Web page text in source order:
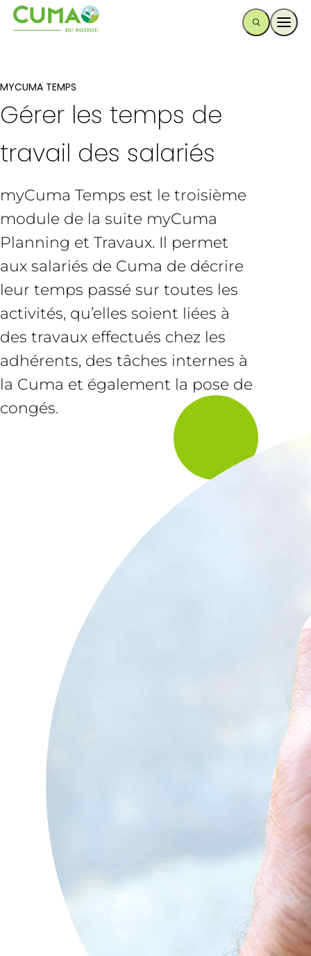
MYCUMA TEMPS
Gérer les temps de
travail des salariés
myCuma Temps est le troisième
module de la suite myCuma
Planning et Travaux. Il permet
aux salariés de Cuma de décrire
leur temps passé sur toutes les
activités, qu’elles soient liées à
des travaux effectués chez les
adhérents, des tâches internes à
la Cuma et également la pose de
congés.